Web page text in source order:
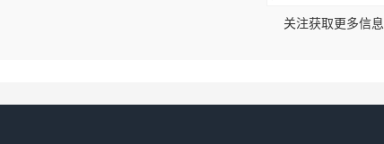
关注获取更多信息